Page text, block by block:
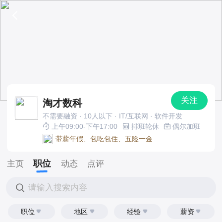
淘才数科 关注
不需要融资 · 10人以下 · IT/互联网 · 软件开发
上午09:00-下午17:00
排班轮休
偶尔加班
带薪年假、包吃包住、五险一金
主页 职位 动态 点评
请输入搜索内容
职位 地区 经验 薪资